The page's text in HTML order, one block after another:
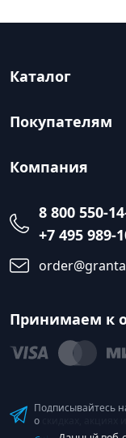
Каталог
Покупателям
Компания
8 800 550-
+7 495 989-
Принимаем к
Подписывайтесь
о скидках, акциях и